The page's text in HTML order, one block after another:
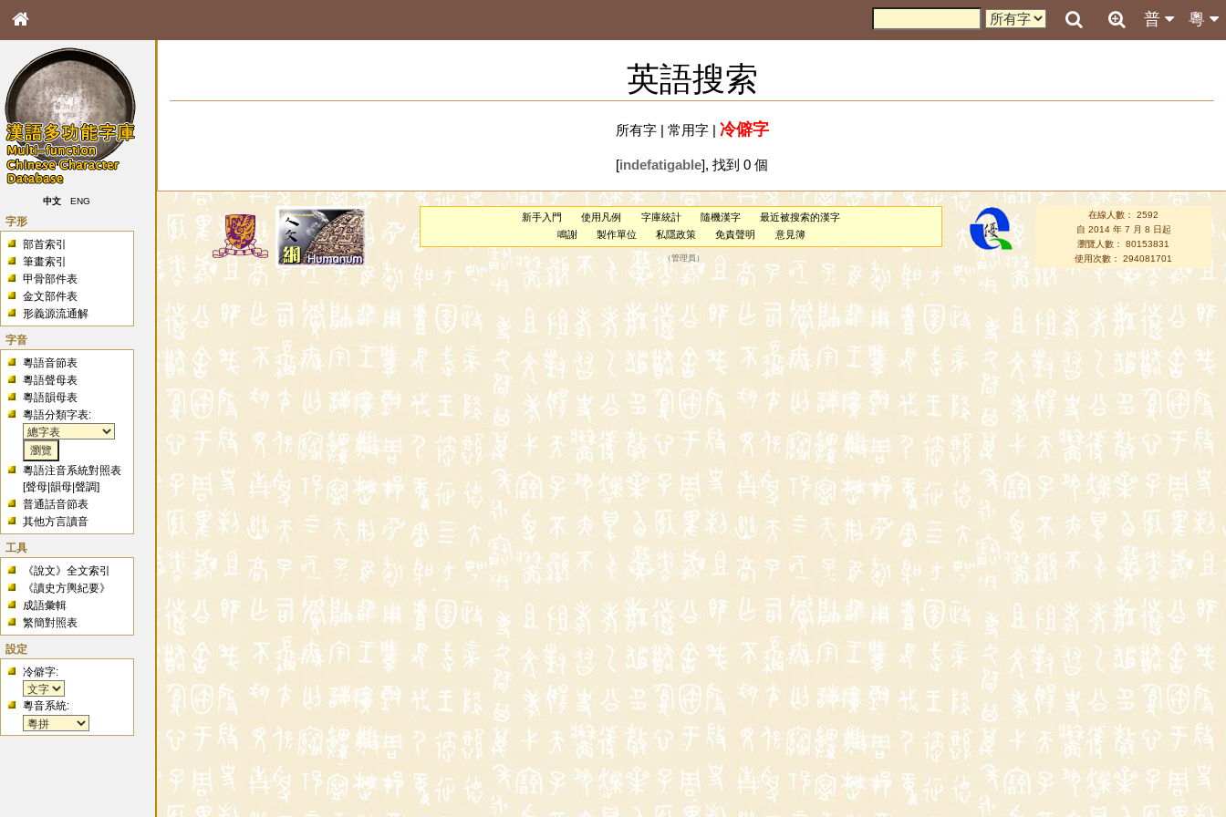
粵
普
中文 ENG
字形
部首索引
筆畫索引
甲骨部件表
金文部件表
形義源流通解
字音
粵語音節表
粵語聲母表
粵語韻母表
粵語分類字表:
粵語注音系統對照表
[聲母 |韻母 |聲調]
普通話音節表
其他方言讀音
工具
《說文》全文索引
《讀史方輿紀要》
成語彙輯
繁簡對照表
設定
冷僻字:
粵音系統:
英語搜索
所有字| 常用字| 冷僻字
[indefatigable], 找到 0 個
新手入門 使用凡例 字庫統計 隨機漢字
最近被搜索的漢字
鳴謝
製作單位 私隱政策 免責聲明 意見簿
（管理員 ）
在線人數： 2592
自 2014 年 7 月 8 日起
瀏覽人數： 80153831
使用次數： 294081701